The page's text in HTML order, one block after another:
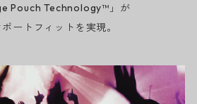
Pouch Technology™」が
ートフィットを実現。